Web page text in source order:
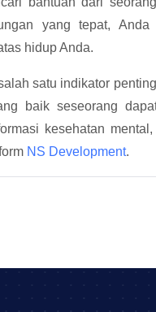
yang tepat,
hidup Anda.
satu indikator
baik seseorang
kesehatan
NS Development.